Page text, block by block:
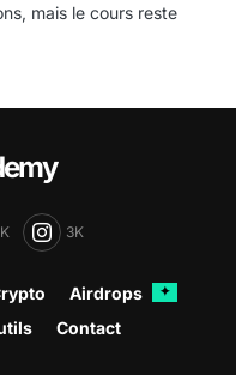
mais le cours reste
3K
Airdrops ✦
Contact